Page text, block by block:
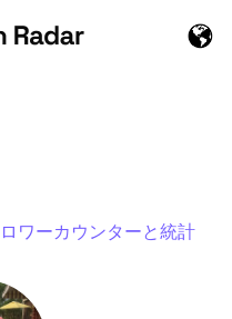
ワーカウンターと統計